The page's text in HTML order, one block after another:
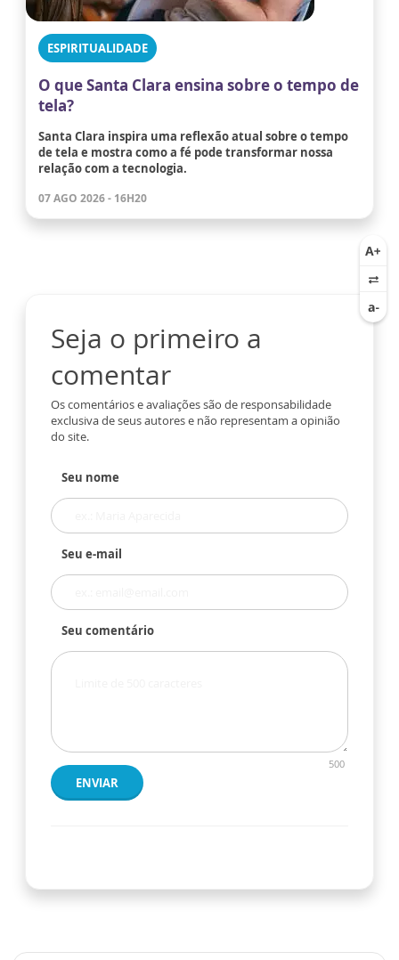
ESPIRITUALIDADE
O que Santa Clara ensina sobre o tempo de
tela?
Santa Clara inspira uma reflexão atual sobre o tempo
de tela e mostra como a fé pode transformar nossa
relação com a tecnologia.
07 AGO 2026 - 16H20
Seja o primeiro a
comentar
Os comentários e avaliações são de responsabilidade
exclusiva de seus autores e não representam a opinião
do site.
Seu nome
Seu e-mail
Seu comentário
500
ENVIAR